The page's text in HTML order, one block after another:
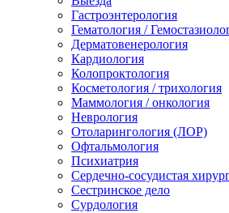
Гастроэнтерология
Гематология /
Дерматовенерология
Кардиология
Колопроктология
Косметология / трихология
Маммология / онкология
Неврология
Отоларингология (ЛОР)
Офтальмология
Психиатрия
Сердечно-сосудистая
Сестринское дело
Сурдология